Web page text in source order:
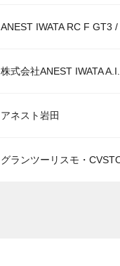
ANEST IWATA RC F GT3
株式会社ANEST IWATA
アネスト岩田
グランツーリスモ・